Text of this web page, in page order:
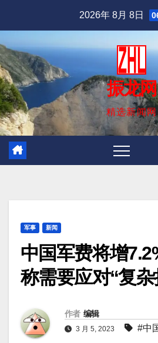
内
容
2026年 8月 8日
振龙网
精选新闻网
军事 新闻
中国军费将增
称需要应对“复杂
作者 编辑
3 月 5, 2023 #中